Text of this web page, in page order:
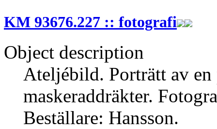
KM 93676.227 :: fotografi
Object description
Ateljébild. Porträtt av
maskeraddräkter.
Beställare: Hansson.